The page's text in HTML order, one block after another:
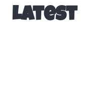
Latest